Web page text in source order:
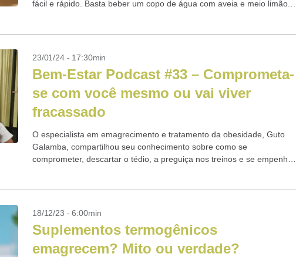
fácil e rápido. Basta beber um copo de água com aveia e meio limão.
23/01/24 - 17:30min
Bem-Estar Podcast #33 – Comprometa-
se com você mesmo ou vai viver
fracassado
O especialista em emagrecimento e tratamento da obesidade, Guto
Galamba, compartilhou seu conhecimento sobre como se
comprometer, descartar o tédio, a preguiça nos treinos e se empenhar
18/12/23 - 6:00min
Suplementos termogênicos
emagrecem? Mito ou verdade?